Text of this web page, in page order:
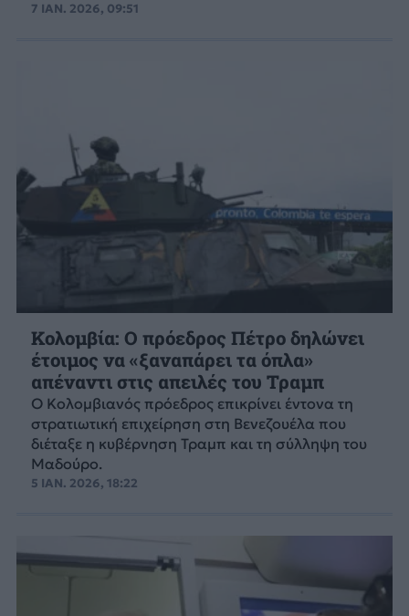
7 ΙΑΝ. 2026, 09:51
Κολομβία: Ο πρόεδρος Πέτρο δηλώνει
έτοιμος να «ξαναπάρει τα όπλα»
απέναντι στις απειλές του Τραμπ
Ο Κολομβιανός πρόεδρος επικρίνει έντονα τη
στρατιωτική επιχείρηση στη Βενεζουέλα που
διέταξε η κυβέρνηση Τραμπ και τη σύλληψη του
Μαδούρο.
5 ΙΑΝ. 2026, 18:22